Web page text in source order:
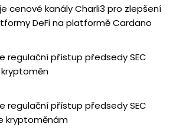
cenové kanály Charli3 pro zlepšení
DeFi na platformě Cardano
regulační přístup předsedy SEC
regulační přístup předsedy SEC
kryptoměnám